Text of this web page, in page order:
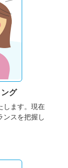
グ
ます。 現在
ンスを把握し